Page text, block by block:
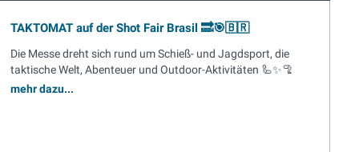
TAKTOMAT auf der Shot Fair Brasil 🔜🎯🇧🇷
Die Messe dreht sich rund um Schieß- und Jagdsport, die
taktische Welt, Abenteuer und Outdoor-Aktivitäten 🦾✨🦿
mehr dazu...